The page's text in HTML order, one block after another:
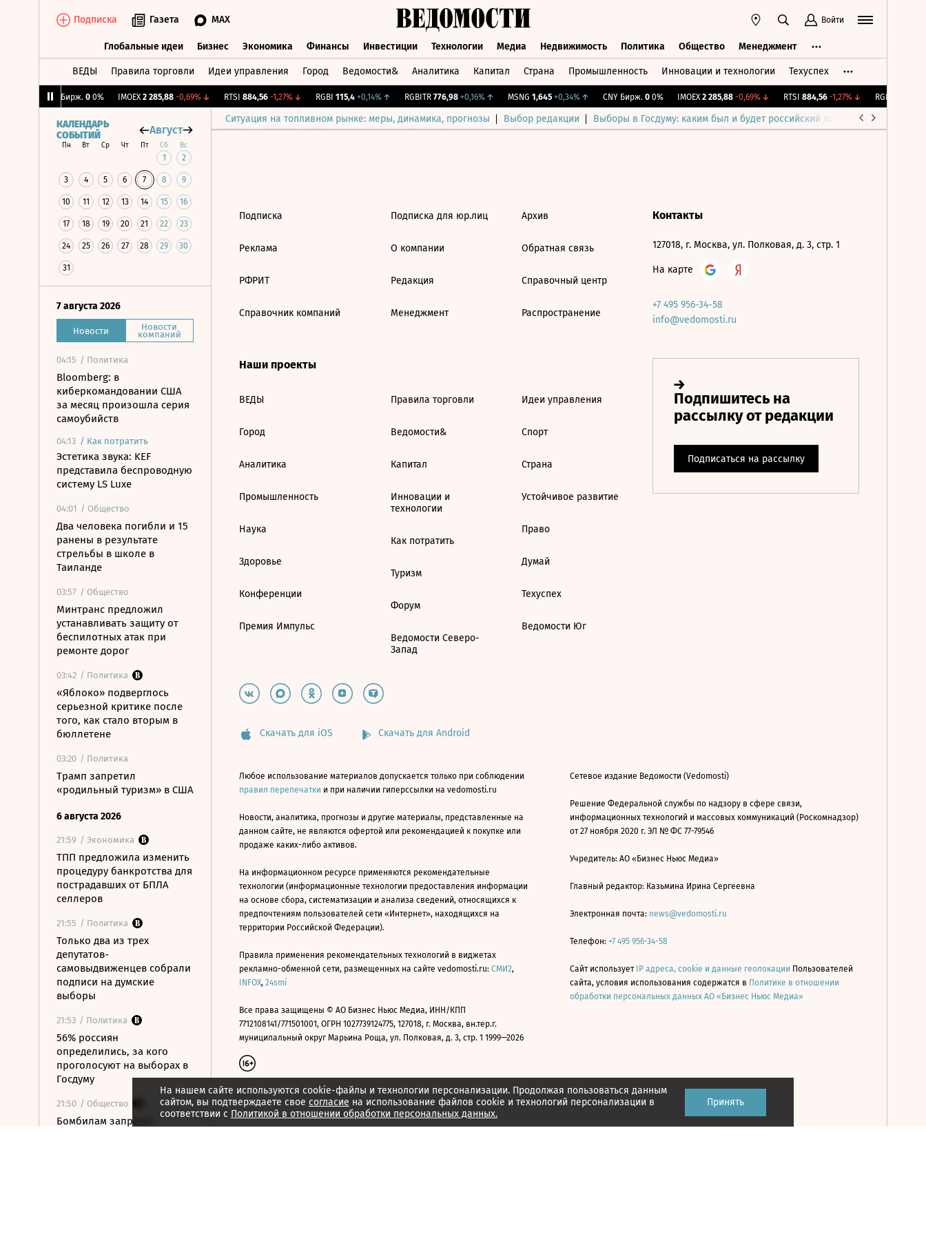
Подписка Газета MAX Войти
Глобальные идеи Бизнес Экономика Финансы Инвестиции Технологии Медиа Недвижимость Политика Общество Менеджмент
ВЕДЫ Правила торговли Идеи управления Город Ведомости& Аналитика Капитал Страна Промышленность Инновации и технологии Техуспех
CNY Бирж. 0 0% IMOEX 2 285,88 -0,69%↓ RTSI 884,56 -1,27%↓ RGBI 115,4 +0,14%↑ RGBITR 776,98 +0,16%↑ MSNG 1,645 +0,34%↑ CNY Бирж. 0 0% IMOEX 2 285,88 -0,69%↓ RTSI 884,56 -1,27%↓ RGBI
Ситуация на топливном рынке: меры, динамика, прогнозы Выбор редакции Выборы в Госдуму: каким был и будет российский парламент
КАЛЕНДАРЬ
СОБЫТИЙ
Август
Пн Вт Ср Чт Пт Сб Вс
1 2
3 4 5 6 7 8 9
10 11 12 13 14 15 16
17 18 19 20 21 22 23
24 25 26 27 28 29 30
31
7 августа 2026
Новости Новости
компаний
04:15 / Политика
Bloomberg: в
киберкомандовании США
за месяц произошла серия
самоубийств
04:13 / Как потратить
Эстетика звука: KEF
представила беспроводную
систему LS Luxe
04:01 / Общество
Два человека погибли и 15
ранены в результате
стрельбы в школе в
Таиланде
03:57 / Общество
Минтранс предложил
устанавливать защиту от
беспилотных атак при
ремонте дорог
03:42 / Политика
«Яблоко» подверглось
серьезной критике после
того, как стало вторым в
бюллетене
03:20 / Политика
Трамп запретил
«родильный туризм» в США
6 августа 2026
21:59 / Экономика
ТПП предложила изменить
процедуру банкротства для
пострадавших от БПЛА
селлеров
21:55 / Политика
Только два из трех
депутатов-
самовыдвиженцев собрали
подписи на думские
выборы
21:53 / Политика
56% россиян
определились, за кого
проголосуют на выборах в
Госдуму
21:50 / Общество
Бомбилам запретят
На нашем сайте используются cookie-файлы и технологии персонализации. Продолжая пользоваться данным
сайтом, вы подтверждаете свое согласие на использование файлов cookie и технологий персонализации в
соответствии с Политикой в отношении обработки персональных данных.
Принять
Подписка
Реклама
РФРИТ
Справочник компаний
Подписка для юр.лиц
О компании
Редакция
Менеджмент
Архив
Обратная связь
Справочный центр
Распространение
Наши проекты
ВЕДЫ
Город
Аналитика
Промышленность
Наука
Здоровье
Конференции
Премия Импульс
Правила торговли
Ведомости&
Капитал
Инновации и
технологии
Как потратить
Туризм
Форум
Ведомости Северо-
Запад
Идеи управления
Спорт
Страна
Устойчивое развитие
Право
Думай
Техуспех
Ведомости Юг
Контакты
127018, г. Москва, ул. Полковая, д. 3, стр. 1
На карте
+7 495 956-34-58
info@vedomosti.ru
Скачать для iOS Скачать для Android
Любое использование материалов допускается только при соблюдении
правил перепечатки и при наличии гиперссылки на vedomosti.ru
Новости, аналитика, прогнозы и другие материалы, представленные на
данном сайте, не являются офертой или рекомендацией к покупке или
продаже каких-либо активов.
На информационном ресурсе применяются рекомендательные
технологии (информационные технологии предоставления информации
на основе сбора, систематизации и анализа сведений, относящихся к
предпочтениям пользователей сети «Интернет», находящихся на
территории Российской Федерации).
Правила применения рекомендательных технологий в виджетах
рекламно-обменной сети, размещенных на сайте vedomosti.ru: СМИ2,
INFOX, 24smi
Все права защищены © АО Бизнес Ньюс Медиа, ИНН/КПП
7712108141/771501001, ОГРН 1027739124775, 127018, г. Москва, вн.тер.г.
муниципальный округ Марьина Роща, ул. Полковая, д. 3, стр. 1 1999—2026
Сетевое издание Ведомости (Vedomosti)
Решение Федеральной службы по надзору в сфере связи,
информационных технологий и массовых коммуникаций (Роскомнадзор)
от 27 ноября 2020 г. ЭЛ № ФС 77-79546
Учредитель: АО «Бизнес Ньюс Медиа»
Главный редактор: Казьмина Ирина Сергеевна
Электронная почта: news@vedomosti.ru
Телефон: +7 495 956-34-58
Сайт использует IP адреса, cookie и данные геолокации Пользователей
сайта, условия использования содержатся в Политике в отношении
обработки персональных данных АО «Бизнес Ньюс Медиа»